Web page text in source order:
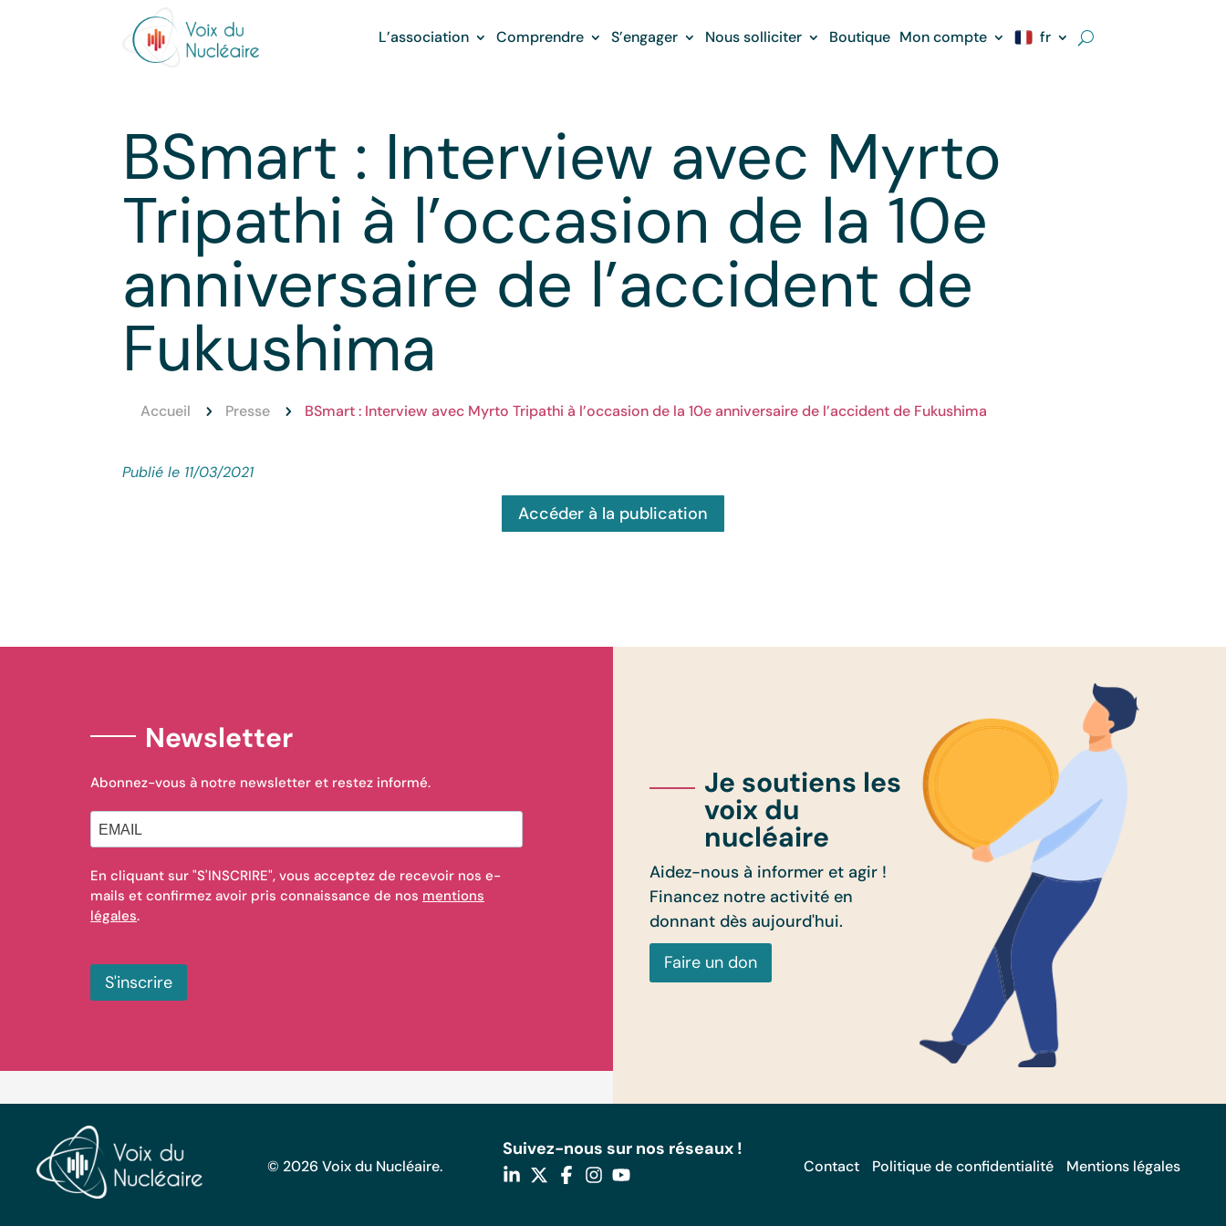
L’association Comprendre S’engager Nous solliciter Boutique Mon compte fr
BSmart : Interview avec Myrto
Tripathi à l’occasion de la 10e
anniversaire de l’accident de
Fukushima
Accueil 5 Presse 5 BSmart : Interview avec Myrto Tripathi à l’occasion de la 10e anniversaire de l’accident de Fukushima
Publié le 11/03/2021
Accéder à la publication
Newsletter
Abonnez-vous à notre newsletter et restez informé.
En cliquant sur "S'INSCRIRE", vous acceptez de recevoir nos e-
mails et confirmez avoir pris connaissance de nos mentions
légales.
S'inscrire
Je soutiens les
voix du
nucléaire
Aidez-nous à informer et agir !
Financez notre activité en
donnant dès aujourd'hui.
Faire un don
© 2026 Voix du Nucléaire.
Suivez-nous sur nos réseaux !
Contact Politique de confidentialité Mentions légales